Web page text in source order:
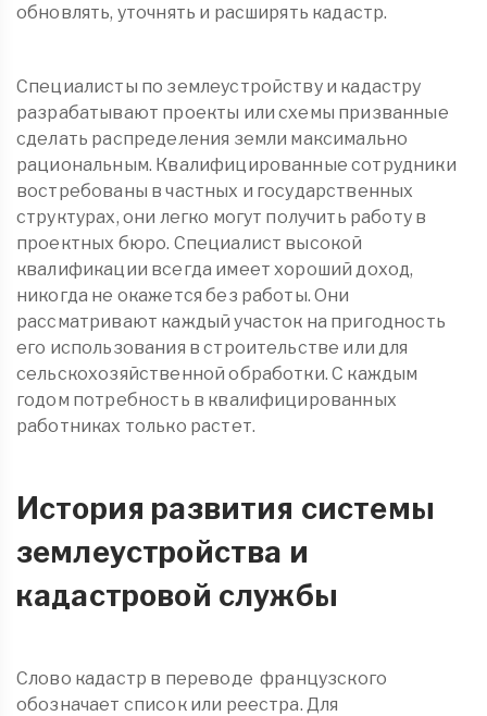
обновлять, уточнять и расширять кадастр.
Специалисты по землеустройству и кадастру
разрабатывают проекты или схемы призванные
сделать распределения земли максимально
рациональным. Квалифицированные сотрудники
востребованы в частных и государственных
структурах, они легко могут получить работу в
проектных бюро. Специалист высокой
квалификации всегда имеет хороший доход,
никогда не окажется без работы. Они
рассматривают каждый участок на пригодность
его использования в строительстве или для
сельскохозяйственной обработки. С каждым
годом потребность в квалифицированных
работниках только растет.
История развития системы
землеустройства и
кадастровой службы
Слово кадастр в переводе французского
обозначает список или реестра. Для